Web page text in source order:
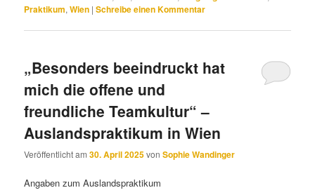
Praktikum,Wien |Schreibe einen Kommentar
„Besonders beeindruckt hat
mich die offene und
freundliche Teamkultur“ –
Auslandspraktikum in Wien
Veröffentlicht am30. April 2025vonSophie Wandinger
Angaben zum Auslandspraktikum